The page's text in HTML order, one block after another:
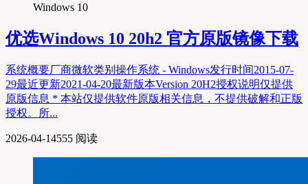
Windows 10
优选Windows 10 20h2 官方原版镜像下载
系统概要厂商微软类别操作系统 - Windows发行时间2015-07-
29最近更新2021-04-20最新版本Version 20H2授权说明仅提供
原版信息 * 本站仅提供软件原版相关信息，不提供破解和正版
授权。所...
2026-04-14555 阅读